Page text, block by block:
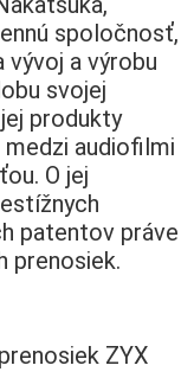
spoločnosť,
vývoj a výrobu
svojej
produkty
audiofilmi
O jej
patentov práve
prenosiek.
ZYX